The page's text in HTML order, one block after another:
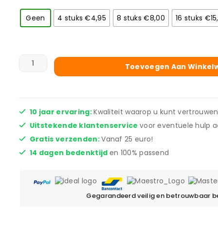
Geen 4 stuks €4,95 8 stuks €8,00 16 stuks
Toevoegen Aan
10 jaar ervaring:Kwaliteit waarop u kunt
Uitstekende klantenservice voor eventuele hulp
Gratis verzenden:Vanaf 25 euro!
14 dagen bedenktijd en 100% passend
Gegarandeerd veilig en betrouwbaar